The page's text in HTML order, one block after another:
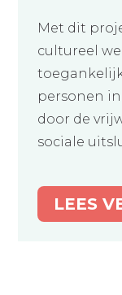
Met dit
cultureel
personen
door de
sociale
LEES